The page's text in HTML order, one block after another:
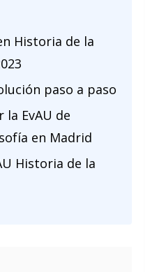
Historia de la
paso a paso
EvAU de
en Madrid
Historia de la